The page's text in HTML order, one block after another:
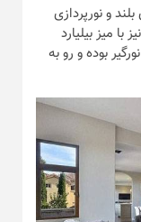
و نورپردازی
میز بیلیارد
بوده و رو به